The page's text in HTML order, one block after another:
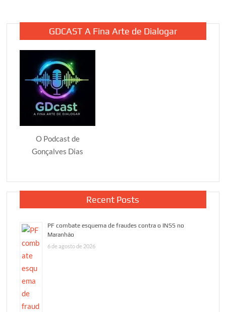
GDCAST A Fina Arte de Dialogar
O Podcast de
Gonçalves Dias
Recent Posts
PF combate esquema de fraudes contra o INSS no
Maranhão
6 de agosto de 2026